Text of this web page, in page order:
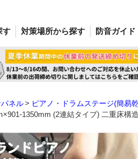
す 対策場所から探す 防音ガイド
ネル
ピアノ・ドラムステージ(簡易
1350mm (2連結タイプ) 二重床構